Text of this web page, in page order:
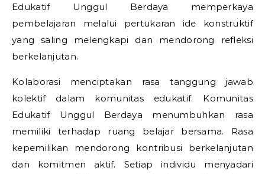
Edukatif Unggul Berdaya memperkaya
pembelajaran melalui pertukaran ide konstruktif
yang saling melengkapi dan mendorong refleksi
berkelanjutan.
Kolaborasi menciptakan rasa tanggung jawab
kolektif dalam komunitas edukatif. Komunitas
Edukatif Unggul Berdaya menumbuhkan rasa
memiliki terhadap ruang belajar bersama. Rasa
kepemilikan mendorong kontribusi berkelanjutan
dan komitmen aktif. Setiap individu menyadari